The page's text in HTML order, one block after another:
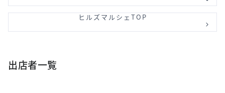
ヒルズマルシェTOP
出店者一覧